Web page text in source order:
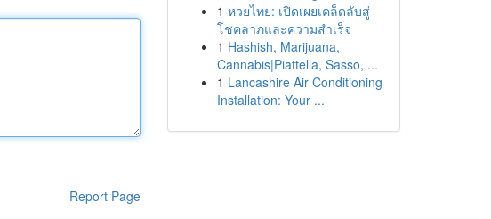
Report Page
1 หวยไทย: เปิดเผยเคล็ดลับสู่
โชคลาภและความสำเร็จ
1 Hashish, Marijuana,
Cannabis|Piattella, Sasso, ...
1 Lancashire Air Conditioning
Installation: Your ...